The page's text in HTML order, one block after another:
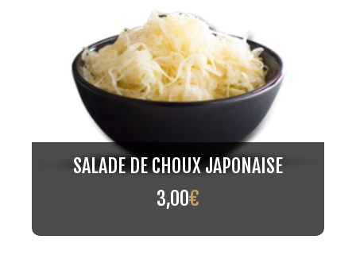
SALADE DE CHOUX JAPONAISE
3,00€